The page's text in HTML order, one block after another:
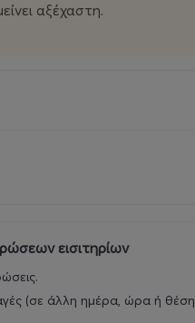
αξέχαστη.
εισιτηρίων
(σε άλλη ημέρα, ώρα ή